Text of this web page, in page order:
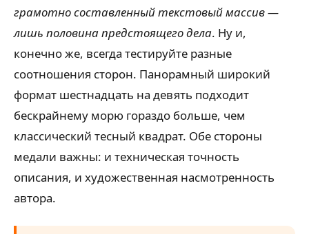
грамотно составленный текстовый массив —
лишь половина предстоящего дела. Ну и,
конечно же, всегда тестируйте разные
соотношения сторон. Панорамный широкий
формат шестнадцать на девять подходит
бескрайнему морю гораздо больше, чем
классический тесный квадрат. Обе стороны
медали важны: и техническая точность
описания, и художественная насмотренность
автора.